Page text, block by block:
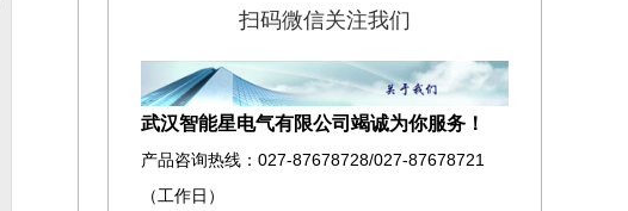
扫码微信关注我们
武汉智能星电气有限公司竭诚为你服务！
产品咨询热线：027-87678728/027-87678721
（工作日）